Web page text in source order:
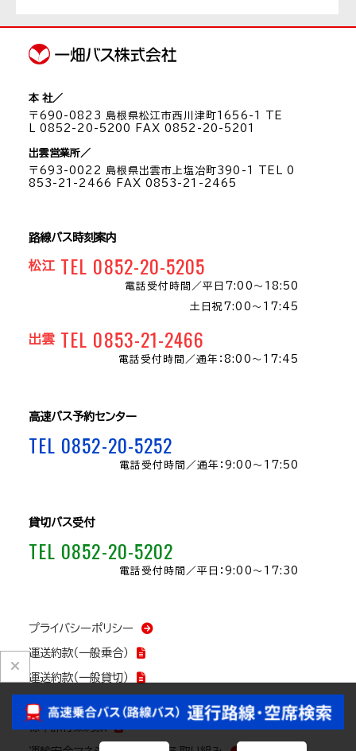
本 社／
〒690-0823 島根県松江市西川津町1656-1 TE
L 0852-20-5200 FAX 0852-20-5201
出雲営業所／
〒693-0022 島根県出雲市上塩冶町390-1 TEL 0
853-21-2466 FAX 0853-21-2465
路線バス時刻案内
松江 TEL 0852-20-5205
電話受付時間／平日7:00～18:50
土日祝7:00～17:45
出雲 TEL 0853-21-2466
電話受付時間／通年：8:00〜17:45
高速バス予約センター
TEL 0852-20-5252
電話受付時間／通年：9:00～17:50
貸切バス受付
TEL 0852-20-5202
電話受付時間／平日：9:00～17:30
プライバシーポリシー
運送約款（一般乗合）
運送約款（一般貸切）
国民保護に関する業務計画
標準旅行業約款